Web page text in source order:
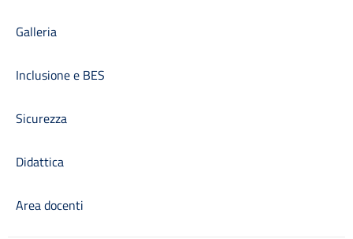
Galleria
Inclusione e BES
Sicurezza
Didattica
Area docenti